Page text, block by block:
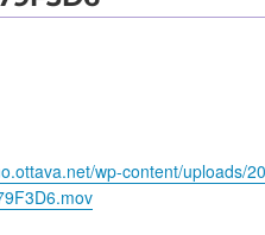
wp-content/uploads/